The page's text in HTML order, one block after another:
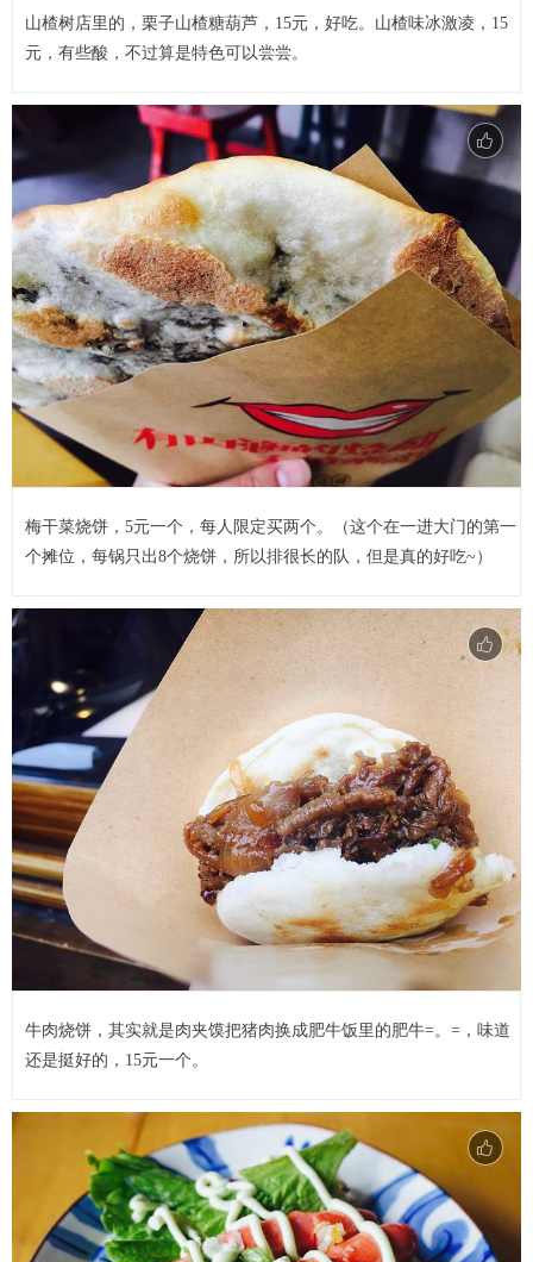
山楂树店里的，栗子山楂糖葫芦，15元，好吃。山楂味冰激凌，15
元，有些酸，不过算是特色可以尝尝。
梅干菜烧饼，5元一个，每人限定买两个。（这个在一进大门的第一
个摊位，每锅只出8个烧饼，所以排很长的队，但是真的好吃~）
牛肉烧饼，其实就是肉夹馍把猪肉换成肥牛饭里的肥牛=。=，味道
还是挺好的，15元一个。